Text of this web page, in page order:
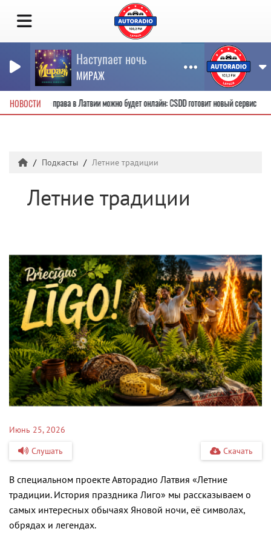
Наступает ночь
МИРАЖ
НОВОСТИ
водительские права в Латвии можно будет онлайн: CSDD готовит новый сервис
Подкасты Летние традиции
Летние традиции
Июнь 25, 2026
Слушать
Скачать
В специальном проекте Авторадио Латвия «Летние
традиции. История праздника Лиго» мы рассказываем о
самых интересных обычаях Яновой ночи, её символах,
обрядах и легендах.